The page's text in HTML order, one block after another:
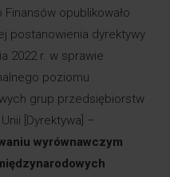
opublikowało
postanowienia dyrektywy
2022 r. w sprawie
poziomu
grup przedsiębiorstw
[Dyrektywa] –
wyrównawczym